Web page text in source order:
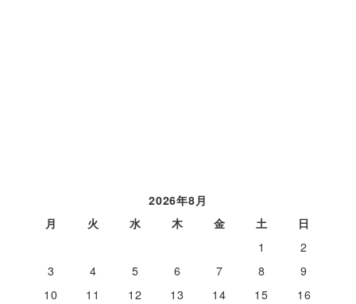
2026年8月
月
火 水 木 金 土
日
1
2
3
4 5 6 7 8
9
10
11 12 13 14 15
16